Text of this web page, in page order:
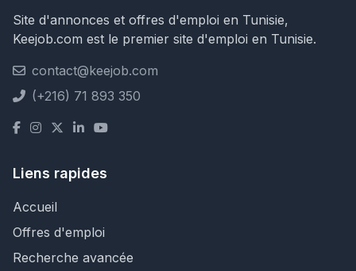
Site d'annonces et offres d'emploi en Tunisie,
Keejob.com est le premier site d'emploi en Tunisie.
contact@keejob.com
(+216) 71 893 350
Liens rapides
Accueil
Offres d'emploi
Recherche avancée